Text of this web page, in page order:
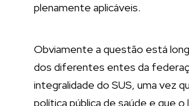
plenamente aplicáveis.
Obviamente a questão está
dos diferentes entes da
integralidade do SUS, uma vez
política pública de saúde e que